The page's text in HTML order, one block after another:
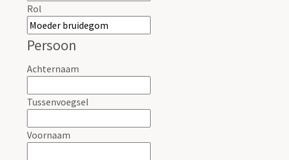
Rol
Persoon
Achternaam
Tussenvoegsel
Voornaam